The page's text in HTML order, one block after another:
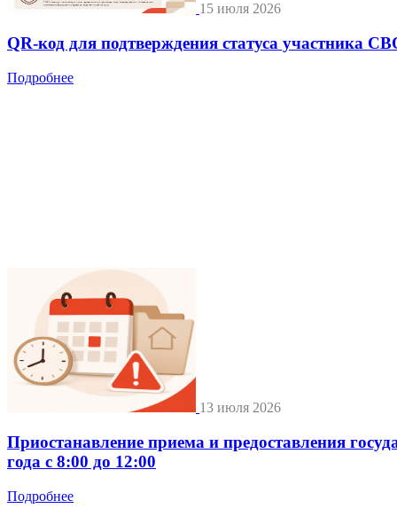
15 июля 2026
QR-код для подтверждения статуса участника
Подробнее
13 июля 2026
Приостанавление приема и предоставления
года с 8:00 до 12:00
Подробнее